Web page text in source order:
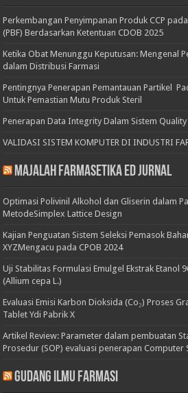
Perkembangan Penyimpanan Produk CCP
(PBF) Berdasarkan Ketentuan CDOB 2025
Ketika Obat Menunggu Keputusan: Mengenal
dalam Distribusi Farmasi
Pentingnya Penerapan Pemantauan Partikel
Untuk Pemastian Mutu Produk Steril
Penerapan Data Integrity Dalam Sistem
VALIDASI SISTEM KOMPUTER DI INDUSTRI
Majalah Farmasetika Ed Jurnal
Optimasi Polivinil Alkohol dan Gliserin dalam
MetodeSimplex Lattice Design
Kajian Penguatan Sistem Seleksi Pemasok
XYZMengacu pada CPOB 2024
Uji Stabilitas Formulasi Emulgel Ekstrak Etanol
(Allium cepa L.)
Evaluasi Emisi Karbon Dioksida (Co₂) Proses
Tablet Ydi Pabrik X
Artikel Review: Parameter dalam pembuatan
Prosedur (SOP) evaluasi penerapan Computer
Gudang Ilmu Farmasi